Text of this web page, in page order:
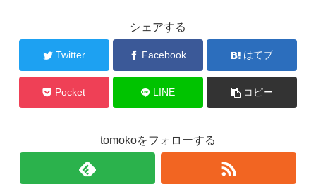
シェアする
Twitter Facebook はてブ
Pocket LINE コピー
tomokoをフォローする